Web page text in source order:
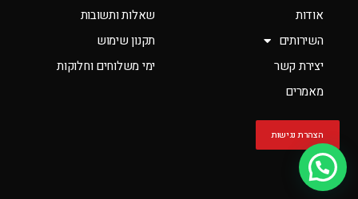
אודות
השירותים
יצירת קשר
מאמרים
הצהרת נגישות
שאלות ותשובות
תקנון שימוש
ימי משלוחים וחלוקות